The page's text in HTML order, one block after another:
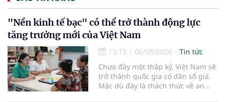
"Nền kinh tế bạc" có thể trở thành động lực
tăng trưởng mới của Việt Nam
15:15 | 06/08/2026
Tin tức
Chưa đầy một thập kỷ, Việt Nam sẽ
trở thành quốc gia có dân số già.
Mặc dù đây là thách thức về an